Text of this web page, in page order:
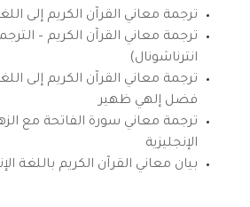
ترجمة معاني القرآن الكريم إلى
ترجمة معاني القرآن الكريم –
انترناشونال)
ترجمة معاني القرآن الكريم إلى
فضل إلهي ظهير
ترجمة معاني سورة الفاتحة مع
الإنجليزية
بيان معاني القرآن الكريم باللغة